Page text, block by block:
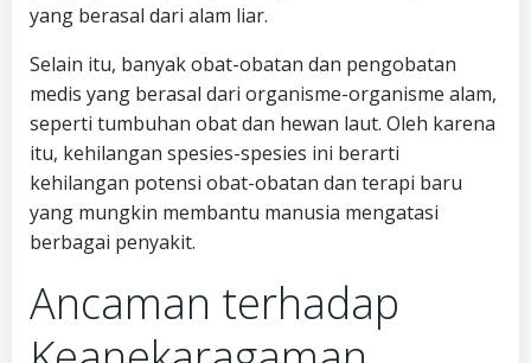
yang berasal dari alam liar.
Selain itu, banyak obat-obatan dan pengobatan
medis yang berasal dari organisme-organisme alam,
seperti tumbuhan obat dan hewan laut. Oleh karena
itu, kehilangan spesies-spesies ini berarti
kehilangan potensi obat-obatan dan terapi baru
yang mungkin membantu manusia mengatasi
berbagai penyakit.
Ancaman terhadap